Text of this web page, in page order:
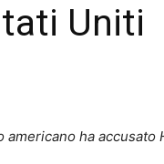
Uniti
ha accusato